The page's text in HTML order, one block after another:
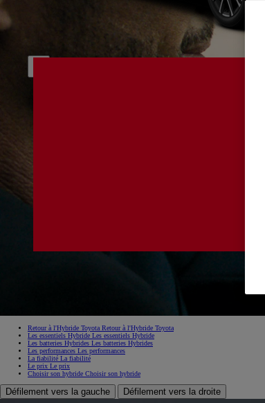
Retour à l'Hybride Toyota Retour à l'Hybride Toyota
Les essentiels Hybride Les essentiels Hybride
Les batteries Hybrides Les batteries Hybrides
Les performances Les performances
La fiabilité La fiabilité
Le prix Le prix
Choisir son hybride Choisir son hybride
Défilement vers la gauche Défilement vers la droite